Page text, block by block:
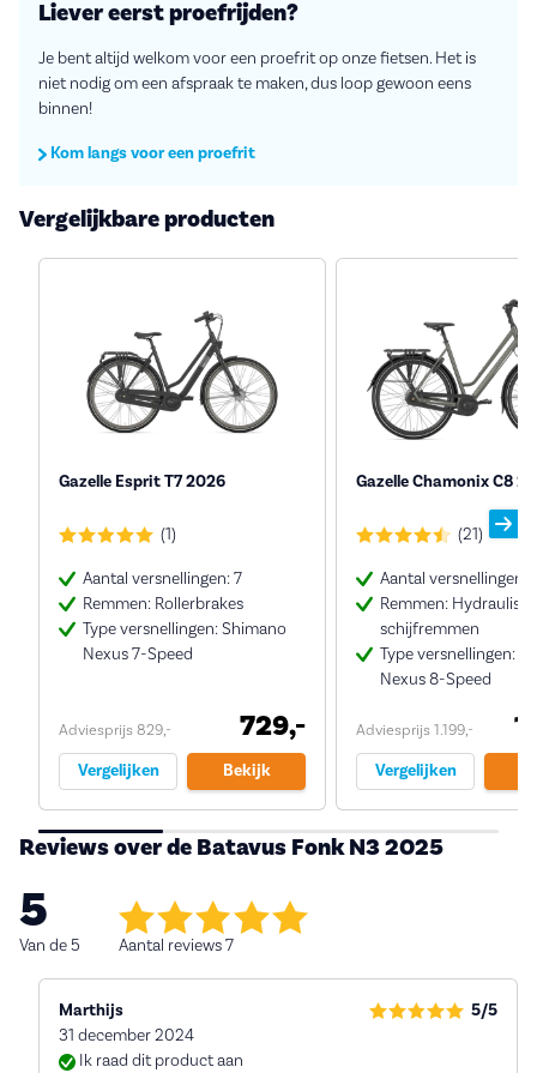
Liever eerst proefrijden?
Je bent altijd welkom voor een proefrit op onze fietsen. Het is
niet nodig om een afspraak te maken, dus loop gewoon eens
binnen!
Kom langs voor een proefrit
Vergelijkbare producten
Gazelle Esprit T7 2026
(1)
Aantal versnellingen: 7
Remmen: Rollerbrakes
Type versnellingen: Shimano
Nexus 7-Speed
Adviesprijs 829,- 729,-
Vergelijken Bekijk
Gazelle Chamonix C8
(21)
Aantal versnellingen:
Remmen:
schijfremmen
Type versnellingen:
Nexus 8-Speed
Adviesprijs 1.199,-
Vergelijken
Reviews over de Batavus Fonk N3 2025
5
Van de 5 Aantal reviews 7
Marthijs
31 december 2024
5/5
Ik raad dit product aan